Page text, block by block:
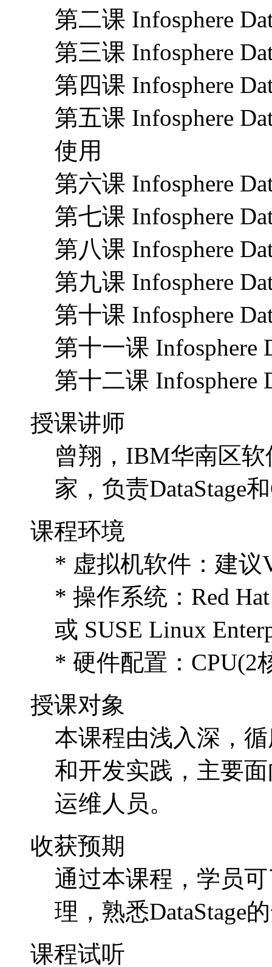
第二课 Infosphere
第三课 Infosphere
第四课 Infosphere
第五课 Infosphere
使用
第六课 Infosphere
第七课 Infosphere
第八课 Infosphere
第九课 Infosphere
第十课 Infosphere
第十一课 Infosphere
第十二课 Infosphere
授课讲师
曾翔，IBM华南区
家，负责DataStage
课程环境
* 虚拟机软件：建议
* 操作系统：Red
或 SUSE Linux
* 硬件配置：CPU(2
授课对象
本课程由浅入深，
和开发实践，主要
运维人员。
收获预期
通过本课程，学员
理，熟悉DataStage
课程试听